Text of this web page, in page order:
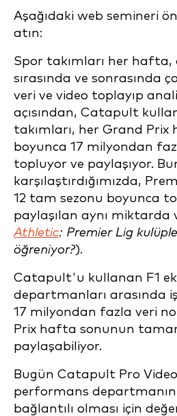
Aşağıdaki web semineri
atın:
Spor takımları her hafta,
sırasında ve sonrasında
veri ve video toplayıp
açısından, Catapult
takımları, her Grand Prix
boyunca 17 milyondan
topluyor ve paylaşıyor.
karşılaştırdığımızda,
12 tam sezonu boyunca
paylaşılan aynı miktarda
Athletic: Premier Lig
öğreniyor?).
Catapult'u kullanan F1
departmanları arasında
17 milyondan fazla veri
Prix hafta sonunun
paylaşabiliyor.
Bugün Catapult Pro
performans
bağlantılı olması için